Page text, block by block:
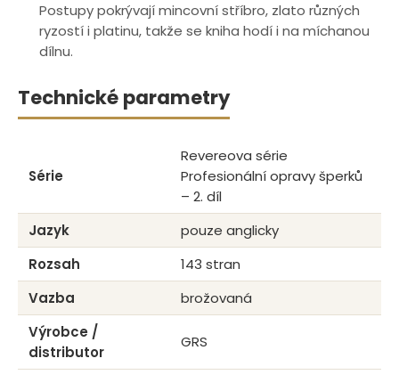
Postupy pokrývají mincovní stříbro, zlato různých
ryzostí i platinu, takže se kniha hodí i na míchanou
dílnu.
Technické parametry
Série
Revereova série
Profesionální opravy šperků
– 2. díl
Jazyk
pouze anglicky
Rozsah
143 stran
Vazba
brožovaná
Výrobce /
distributor
GRS